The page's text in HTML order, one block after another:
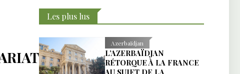
Les plus lus
Azerbaïdjan
L’AZERBAÏDJAN
RÉTORQUE À LA FRANCE